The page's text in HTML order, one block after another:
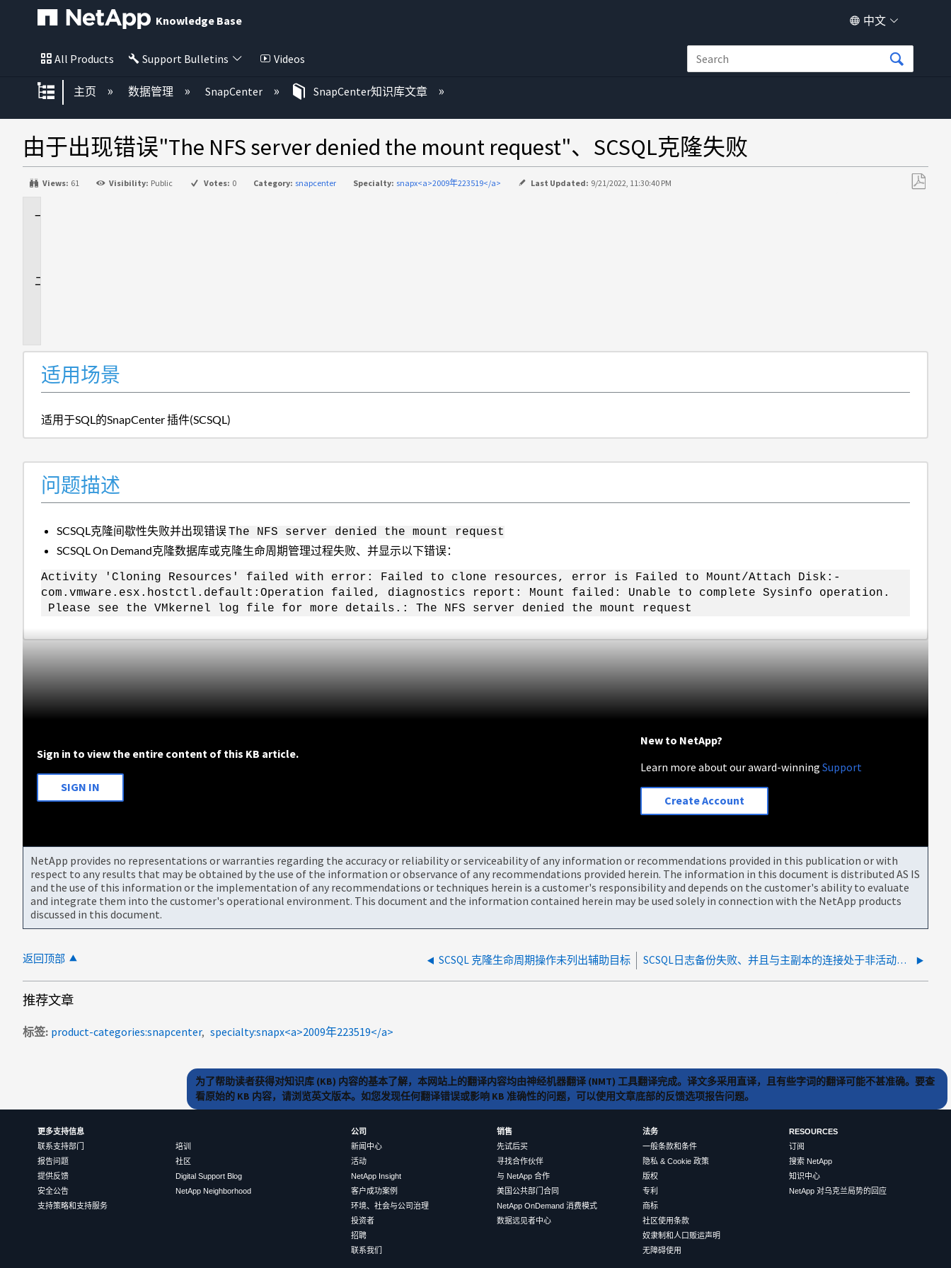
Knowledge Base 中文
All Products Support Bulletins Videos
扩展/隐缩全局层次
主页 数据管理 SnapCenter SnapCenter知识库文章
由于出现错误"The NFS server denied the mount request"、SCSQL克隆失败
Views: 61 Visibility: Public Votes: 0 Category: snapcenter Specialty: snapx<a>2009年223519</a> Last Updated: 9/21/2022, 11:30:40 PM
适用场景
适用于SQL的SnapCenter 插件(SCSQL)
问题描述
SCSQL克隆间歇性失败并出现错误The NFS server denied the mount request
SCSQL On Demand克隆数据库或克隆生命周期管理过程失败、并显示以下错误：
Activity 'Cloning Resources' failed with error: Failed to clone resources, error is Failed to Mount/Attach Disk:-
com.vmware.esx.hostctl.default:Operation failed, diagnostics report: Mount failed: Unable to complete Sysinfo operation.
Please see the VMkernel log file for more details.: The NFS server denied the mount request
Sign in to view the entire content of this KB article.
SIGN IN
New to NetApp?
Learn more about our award-winningSupport
Create Account
NetApp provides no representations or warranties regarding the accuracy or reliability or serviceability of any information or recommendations provided in this publication or with
respect to any results that may be obtained by the use of the information or observance of any recommendations provided herein. The information in this document is distributed AS IS
and the use of this information or the implementation of any recommendations or techniques herein is a customer's responsibility and depends on the customer's ability to evaluate
and integrate them into the customer's operational environment. This document and the information contained herein may be used solely in connection with the NetApp products
discussed in this document.
返回顶部 SCSQL 克隆生命周期操作未列出辅助目标 SCSQL日志备份失败、并且与主副本的连接处于非活动状态
推荐文章
标签 product-categories:snapcenter specialty:snapx<a>2009年223519</a>
为了帮助读者获得对知识库 (KB) 内容的基本了解，本网站上的翻译内容均由神经机器翻译 (NMT) 工具翻译完成。译文多采用直译，且有些字词的翻译可能不甚准确。要查
看原始的 KB 内容，请浏览英文版本。如您发现任何翻译错误或影响 KB 准确性的问题，可以使用文章底部的反馈选项报告问题。
更多支持信息
联系支持部门
报告问题
提供反馈
安全公告
支持策略和支持服务
培训
社区
Digital Support Blog
NetApp Neighborhood
公司
新闻中心
活动
NetApp Insight
客户成功案例
环境、社会与公司治理
投资者
招聘
联系我们
销售
先试后买
寻找合作伙伴
与 NetApp 合作
美国公共部门合同
NetApp OnDemand 消费模式
数据远见者中心
法务
一般条款和条件
隐私 & Cookie 政策
版权
专利
商标
社区使用条款
奴隶制和人口贩运声明
无障碍使用
RESOURCES
订阅
搜索 NetApp
知识中心
NetApp 对乌克兰局势的回应